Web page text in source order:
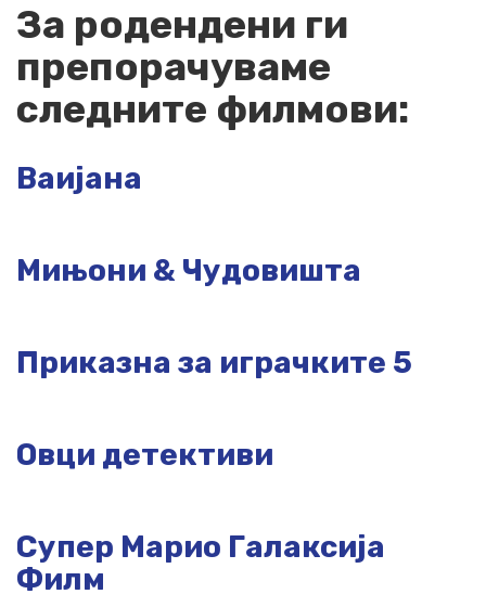
За родендени ги
препорачуваме
следните филмови:
Ваијана
Мињони & Чудовишта
Приказна за играчките 5
Овци детективи
Супер Марио Галаксија
Филм